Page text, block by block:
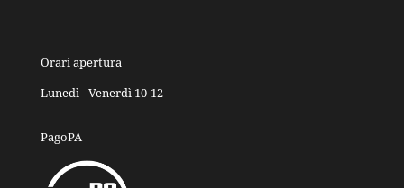
Orari apertura
Lunedì - Venerdì 10-12
PagoPA